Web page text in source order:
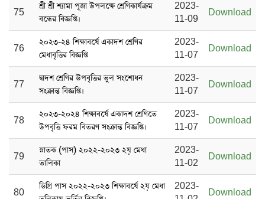
75
শ্রী শ্রী শ্যামা পূজা উপলক্ষে শ্রেণিকার্যক্রম
বন্ধের বিজ্ঞপ্তি।
2023-
11-09
Download
76
২০২৩-২৪ শিক্ষাবর্ষে একাদশ শ্রেণির
মেধাবৃত্তির বিজ্ঞপ্তি
2023-
11-07
Download
77
দ্বাদশ শ্রেণির উপবৃত্তির ভুল সংশোধন
সংক্রান্ত বিজ্ঞপ্তি।
2023-
11-07
Download
78
২০২৩-২০২৪ শিক্ষাবর্ষে একাদশ শ্রেণিতে
উপবৃত্তি ফরম বিতরণ সংক্রান্ত বিজ্ঞপ্তি।
2023-
11-07
Download
79
স্নাতক (পাস) ২০২২-২০২৩ ২য় মেধা
তালিকা
2023-
11-02
Download
80
ডিগ্রি পাস ২০২২-২০২৩ শিক্ষাবর্ষে ২য় মেধা
2023-
Download